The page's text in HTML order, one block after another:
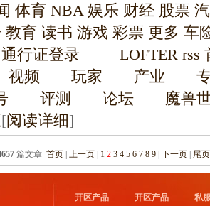
条
体育 NBA 娱乐 财经 股票
教育 读书 游戏 彩票 更多 车
行证登录 LOFTER
频 玩家 产业
评测 论坛 魔兽世
[阅读详细]
篇文章 首页| 上一页| 1 2 3 4 5 6 7 8 9| 下一页| 尾
开区产品
开区产品
私